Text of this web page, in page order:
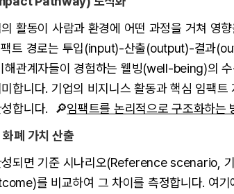
활동이 사람과 환경에 어떤 과정을 거쳐 영
팩트 경로는 투입(input)-산출(output)-결과
해관계자들이 경험하는 웰빙(well-being)의
합니다. 기업의 비지니스 활동과 핵심 임팩트
성합니다. 🔎임팩트를 논리적으로 구조화하는
폐 가치 산출
성되면 기준 시나리오(Reference scenario,
를 비교하여 그 차이를 측정합니다. 여